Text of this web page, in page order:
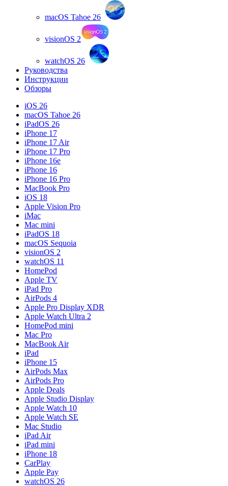
macOS Tahoe 26
visionOS 2
watchOS 26
Руководства
Инструкции
Обзоры
iOS 26
macOS Tahoe 26
iPadOS 26
iPhone 17
iPhone 17 Air
iPhone 17 Pro
iPhone 16e
iPhone 16
iPhone 16 Pro
MacBook Pro
iOS 18
Apple Vision Pro
iMac
Mac mini
iPadOS 18
macOS Sequoia
visionOS 2
watchOS 11
HomePod
Apple TV
iPad Pro
AirPods 4
Apple Pro Display XDR
Apple Watch Ultra 2
HomePod mini
Mac Pro
MacBook Air
iPad
iPhone 15
AirPods Max
AirPods Pro
Apple Deals
Apple Studio Display
Apple Watch 10
Apple Watch SE
Mac Studio
iPad Air
iPad mini
iPhone 18
CarPlay
Apple Pay
watchOS 26